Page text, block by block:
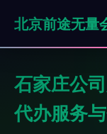
石家庄公
代办服务